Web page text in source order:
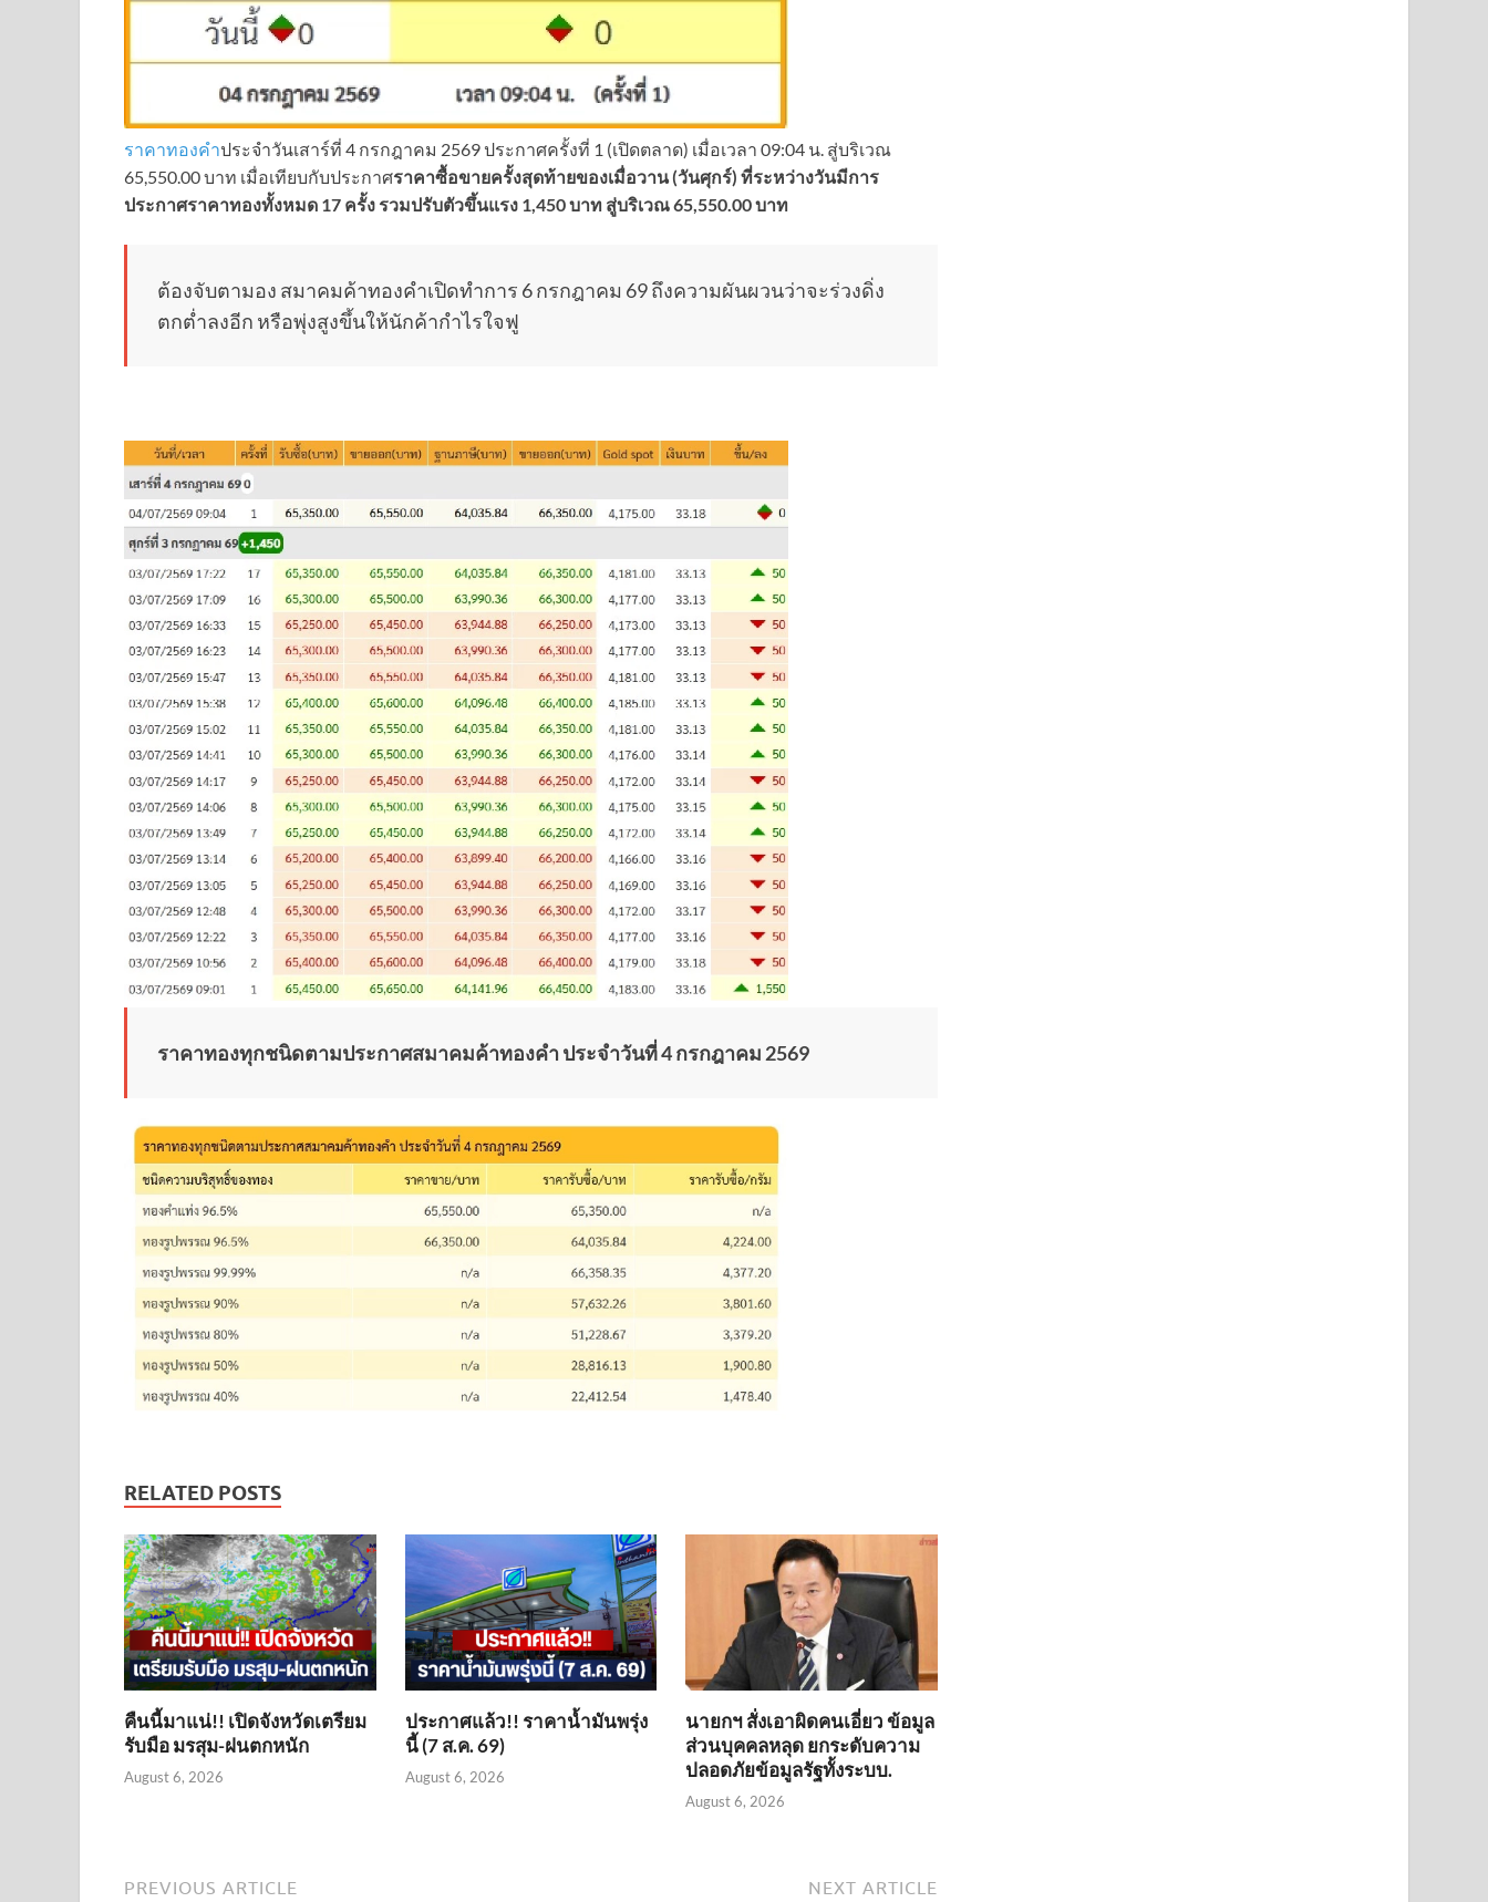
ราคาทองคําประจำวันเสาร์ที่ 4 กรกฎาคม 2569 ประกาศครั้งที่ 1 (เปิดตลาด) เมื่อเวลา 09:04 น. สู่บริเวณ
65,550.00 บาท เมื่อเทียบกับประกาศราคาซื้อขายครั้งสุดท้ายของเมื่อวาน (วันศุกร์) ที่ระหว่างวันมีการ
ประกาศราคาทองทั้งหมด 17 ครั้ง รวมปรับตัวขึ้นแรง 1,450 บาท สู่บริเวณ 65,550.00 บาท
ต้องจับตามอง สมาคมค้าทองคำเปิดทำการ 6 กรกฎาคม 69 ถึงความผันผวนว่าจะร่วงดิ่ง
ตกต่ำลงอีก หรือพุ่งสูงขึ้นให้นักค้ากำไรใจฟู
ราคาทองทุกชนิดตามประกาศสมาคมค้าทองคำ ประจำวันที่ 4 กรกฎาคม 2569
RELATED POSTS
คืนนี้มาแน่!! เปิดจังหวัดเตรียม
รับมือ มรสุม-ฝนตกหนัก
August 6, 2026
ประกาศแล้ว!! ราคาน้ำมันพรุ่ง
นี้ (7 ส.ค. 69)
August 6, 2026
นายกฯ สั่งเอาผิดคนเอี่ยว ข้อมูล
ส่วนบุคคลหลุด ยกระดับความ
ปลอดภัยข้อมูลรัฐทั้งระบบ.
August 6, 2026
PREVIOUS ARTICLE NEXT ARTICLE